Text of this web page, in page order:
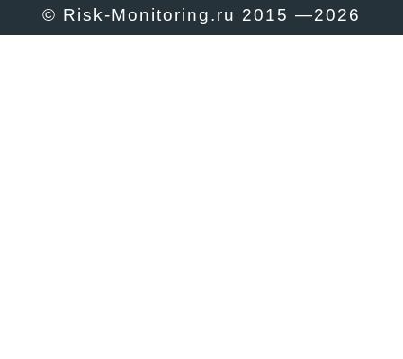
© Risk-Monitoring.ru 2015 —2026